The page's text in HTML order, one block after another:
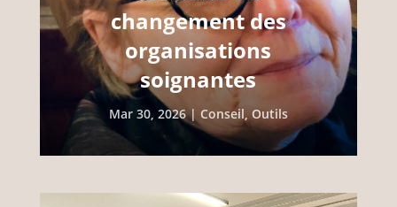
changement des
organisations
soignantes
Mar 30, 2026| Conseil, Outils